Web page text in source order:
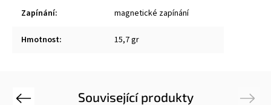
Zapínání: magnetické zapínání
Hmotnost: 15,7 gr
Související produkty
Previous Next